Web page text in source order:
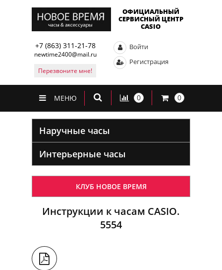
ОФИЦИАЛЬНЫЙ
СЕРВИСНЫЙ ЦЕНТР
CASIO
+7 (863) 311-21-78
newtime2400@mail.ru
Перезвоните мне!
Войти
Регистрация
МЕНЮ 0 0
Наручные часы
Интерьерные часы
КЛУБ НОВОЕ ВРЕМЯ
Инструкции к часам CASIO.
5554